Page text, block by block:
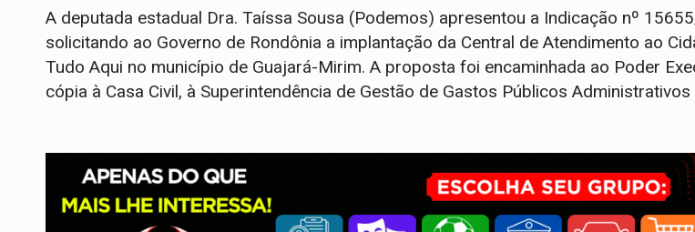
A deputada estadual Dra. Taíssa Sousa (Podemos) apresentou a Indicação nº
solicitando ao Governo de Rondônia a implantação da Central de Atendimento ao
Tudo Aqui no município de Guajará-Mirim. A proposta foi encaminhada ao Poder
cópia à Casa Civil, à Superintendência de Gestão de Gastos Públicos Administrativos